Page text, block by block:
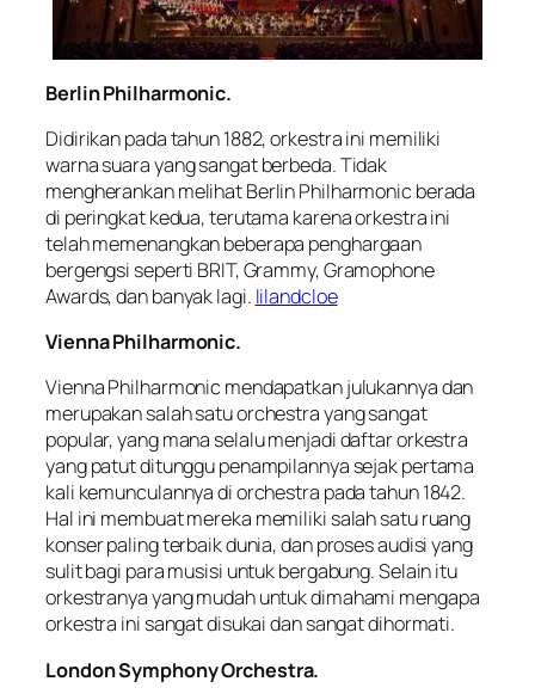
Berlin Philharmonic.
Didirikan pada tahun 1882, orkestra ini memiliki
warna suara yang sangat berbeda. Tidak
mengherankan melihat Berlin Philharmonic berada
di peringkat kedua, terutama karena orkestra ini
telah memenangkan beberapa penghargaan
bergengsi seperti BRIT, Grammy, Gramophone
Awards, dan banyak lagi. lilandcloe
Vienna Philharmonic.
Vienna Philharmonic mendapatkan julukannya dan
merupakan salah satu orchestra yang sangat
popular, yang mana selalu menjadi daftar orkestra
yang patut ditunggu penampilannya sejak pertama
kali kemunculannya di orchestra pada tahun 1842.
Hal ini membuat mereka memiliki salah satu ruang
konser paling terbaik dunia, dan proses audisi yang
sulit bagi para musisi untuk bergabung. Selain itu
orkestranya yang mudah untuk dimahami mengapa
orkestra ini sangat disukai dan sangat dihormati.
London Symphony Orchestra.